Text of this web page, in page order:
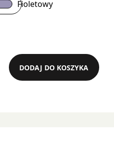
DODAJ DO KOSZYKA